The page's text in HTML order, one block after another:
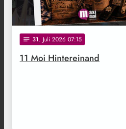
notes 31. Juli 2026 07:15
11 Moi Hintereinand